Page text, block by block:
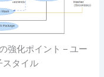
強化ポイント – ユー
スタイル